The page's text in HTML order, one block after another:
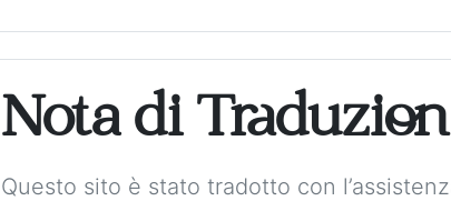
Nota di
Questo sito è stato tradotto con